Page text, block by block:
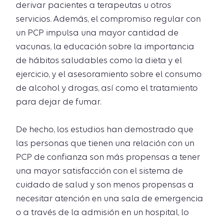
derivar pacientes a terapeutas u otros
servicios. Además, el compromiso regular con
un PCP impulsa una mayor cantidad de
vacunas, la educación sobre la importancia
de hábitos saludables como la dieta y el
ejercicio, y el asesoramiento sobre el consumo
de alcohol y drogas, así como el tratamiento
para dejar de fumar.
De hecho, los estudios han demostrado que
las personas que tienen una relación con un
PCP de confianza son más propensas a tener
una mayor satisfacción con el sistema de
cuidado de salud y son menos propensas a
necesitar atención en una sala de emergencia
o a través de la admisión en un hospital, lo